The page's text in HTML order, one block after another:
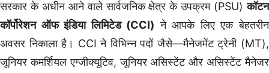
सरकार के अधीन आने वाले सार्वजनिक क्षेत्र के उपक्रम (PSU)कॉटन
कॉर्पोरेशन ऑफ इंडिया लिमिटेड (CCI) ने आपके लिए एक बेहतरीन
अवसर निकाला है। CCI ने विभिन्न पदों जैसे—मैनेजमेंट ट्रेनी (MT),
जूनियर कमर्शियल एग्जीक्यूटिव, जूनियर असिस्टेंट और असिस्टेंट मैनेजर